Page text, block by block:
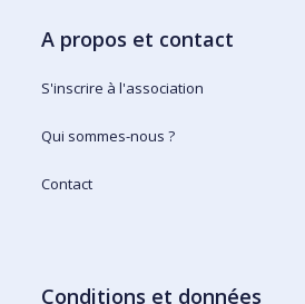
A propos et contact
S'inscrire à l'association
Qui sommes-nous ?
Contact
Conditions et données